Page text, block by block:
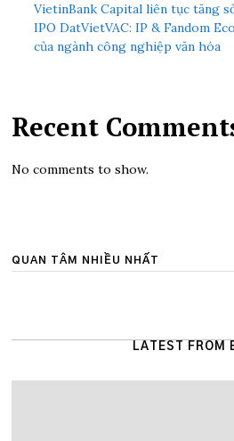
VietinBank Capital liên tục tăng
IPO DatVietVAC: IP & Fandom
của ngành công nghiệp văn hóa
Recent
No comments to show.
QUAN TÂM NHIỀU NHẤT
LATEST FROM